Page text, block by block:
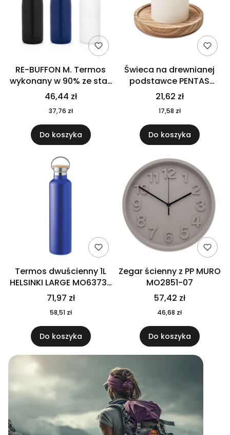
RE-BUFFON M. Termos
wykonany w 90% ze stali
nierdzewnej
pochodzącej z
recyklingu 520 ml 94294
46,44 zł
37,76 zł
Do koszyka
Świeca na drewnianej
podstawce PENTAS
MO6282-40
21,62 zł
17,58 zł
Do koszyka
Termos dwuścienny 1L
HELSINKI LARGE MO6373-
04
71,97 zł
58,51 zł
Do koszyka
Zegar ścienny z PP MURO
MO2851-07
57,42 zł
46,68 zł
Do koszyka